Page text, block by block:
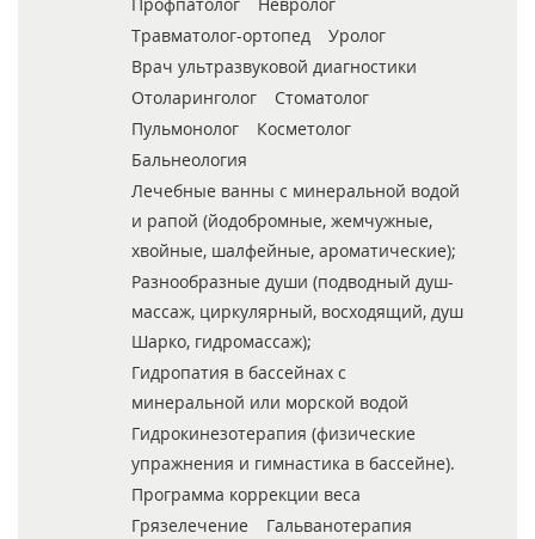
Травматолог-ортопед
Уролог
Врач ультразвуковой диагностики
Отоларинголог
Стоматолог
Пульмонолог
Косметолог
Бальнеология
Лечебные ванны с минеральной водой
и рапой (йодобромные, жемчужные,
хвойные, шалфейные, ароматические);
Разнообразные души (подводный душ-
массаж, циркулярный, восходящий, душ
Шарко, гидромассаж);
Гидропатия в бассейнах с
минеральной или морской водой
Гидрокинезотерапия (физические
упражнения и гимнастика в бассейне).
Программа коррекции веса
Грязелечение
Гальванотерапия